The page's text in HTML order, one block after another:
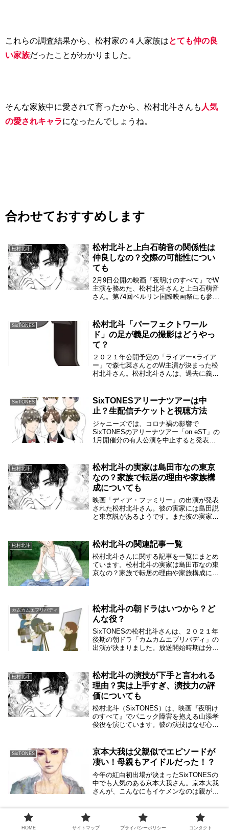
これらの調査結果から、松村家の４人家族はとても仲の良
い家族だったことがわかりました。
そんな家族中に愛されて育ったから、松村北斗さんも 人気
の愛されキャラになったんでしょうね。
合わせておすすめします
松村北斗
松村北斗と上白石萌音の関係性は
仲良しなの？交際の可能性につい
ても
2月9日公開の映画『夜明けのすべて』でW
主演を務めた、松村北斗さんと上白石萌音
さん。第74回ベルリン国際映画祭にも参加
見えます。一部には、お似合いとか交際中
と行った...
SixTONES
松村北斗「パーフェクトワール
ド」の足が義足の撮影はどうやっ
て？
２０２１年公開予定の「ライアー×ライア
ー」で森七菜さんとのW主演が決まった松
村北斗さん。松村北斗さんは、過去に義足
建築士の渡辺晴人を演じた松村北斗さん。
このドラマで...
SixTONES
SixTONESアリーナツアーは中
止？生配信チケットと視聴方法
ジャニーズでは、コロナ禍の影響で
SixTONESのアリーナツアー「on eST」の
1月開催分の有人公演を中止すると発表し
の「on eST」の生配信チケットにつ...
松村北斗
松村北斗の実家は島田市なの東京
なの？家族で転居の理由や家族構
成についても
映画「ディア・ファミリー」の出演が発表
された松村北斗さん。彼の実家には島田説
と東京説があるようです。また彼の実家は
の実家は島田市なの東京なの？ この投稿
をInsta...
松村北斗 松村北斗の関連記事一覧
松村北斗さんに関する記事を一覧にまとめ
ています。松村北斗の実家は島田市なの東
京なの？家族で転居の理由や家族構成につ
ついても松村...
カムカムエブリバディ
松村北斗の朝ドラはいつから？ど
んな役？
SixTONESの松村北斗さんは、２０２１年
後期の朝ドラ「カムカムエブリバディ」の
出演が決まりました。放送開始時期は分か
するんでしょうか？まるっと調べてみまし
た。松...
松村北斗
松村北斗の演技が下手と言われる
理由？実は上手すぎ、演技力の評
価についても
松村北斗（SixTONES）は、映画『夜明け
のすべて』でパニック障害を抱える山添孝
俊役を演じています。彼の演技はなぜ心を
手との批判もあるが、彼の演技力を正しく
評価す...
SixTONES
京本大我は父親似でエピソードが
凄い！母親もアイドルだった！？
今年の紅白初出場が決まったSixTONESの
中でも人気のある京本大我さん。京本大我
さんが、こんなにもイケメンなのは親が凄
くんファンなら当然当たり前なんですけ
ど、改めて調べてみたんです。父親似でエ
ピソード...
松村北斗
松村北斗は大学をいつ卒業？高校
で留年した理由についても
HOME サイトマップ プライバシーポリシー コンタクト